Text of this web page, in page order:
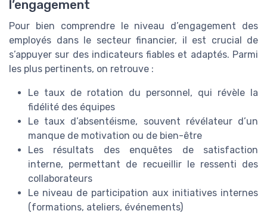
l’engagement
Pour bien comprendre le niveau d’engagement des
employés dans le secteur financier, il est crucial de
s’appuyer sur des indicateurs fiables et adaptés. Parmi
les plus pertinents, on retrouve :
Le taux de rotation du personnel, qui révèle la
fidélité des équipes
Le taux d’absentéisme, souvent révélateur d’un
manque de motivation ou de bien-être
Les résultats des enquêtes de satisfaction
interne, permettant de recueillir le ressenti des
collaborateurs
Le niveau de participation aux initiatives internes
(formations, ateliers, événements)